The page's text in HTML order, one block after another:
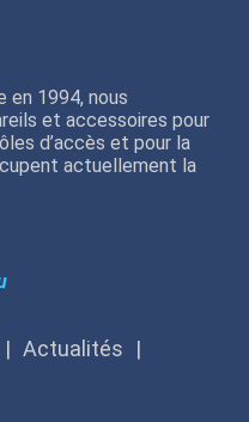
en 1994, nous
et accessoires pour
d’accès et pour la
actuellement la
Actualités